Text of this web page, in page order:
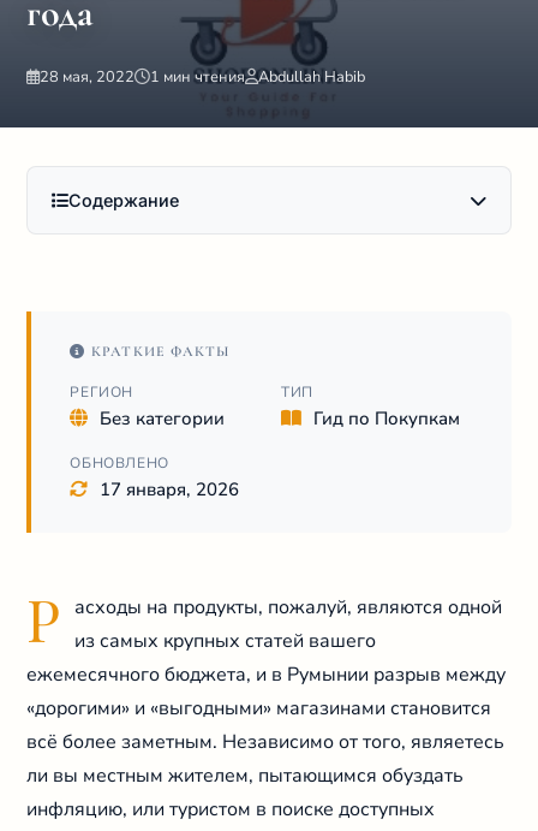
года
28 мая, 2022 1 мин чтения Abdullah Habib
Содержание
КРАТКИЕ ФАКТЫ
РЕГИОН
Без категории
ТИП
Гид по Покупкам
ОБНОВЛЕНО
17 января, 2026
Р
асходы на продукты, пожалуй, являются одной
из самых крупных статей вашего
ежемесячного бюджета, и в Румынии разрыв между
«дорогими» и «выгодными» магазинами становится
всё более заметным. Независимо от того, являетесь
ли вы местным жителем, пытающимся обуздать
инфляцию, или туристом в поиске доступных